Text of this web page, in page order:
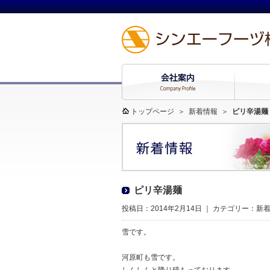
トップページ ＞ 新着情報 ＞ ピリ辛湯麺
ピリ辛湯麺
投稿日：2014年2月14日 ｜ カテゴリー： 新
雪です。
河原町も雪です。